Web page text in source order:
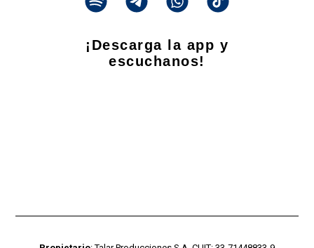
¡Descarga la app y
escuchanos!